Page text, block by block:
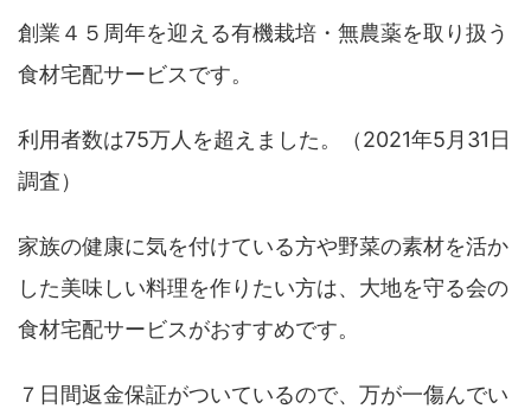
創業４５周年を迎える有機栽培・無農薬を取り扱う
食材宅配サービスです。
利用者数は75万人を超えました。（2021年5月31日
調査）
家族の健康に気を付けている方や野菜の素材を活か
した美味しい料理を作りたい方は、大地を守る会の
食材宅配サービスがおすすめです。
７日間返金保証がついているので、万が一傷んでい